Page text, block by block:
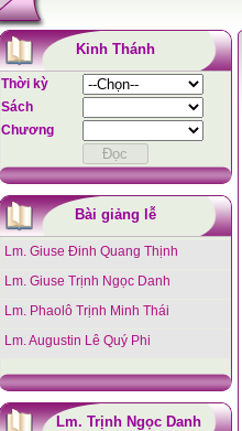
Kinh Thánh
Thời kỳ
Sách
Chương
Bài giảng lễ
Lm. Giuse Đinh Quang Thịnh
Lm. Giuse Trịnh Ngọc Danh
Lm. Phaolô Trịnh Minh Thái
Lm. Augustin Lê Quý Phi
Lm. Trịnh Ngọc Danh